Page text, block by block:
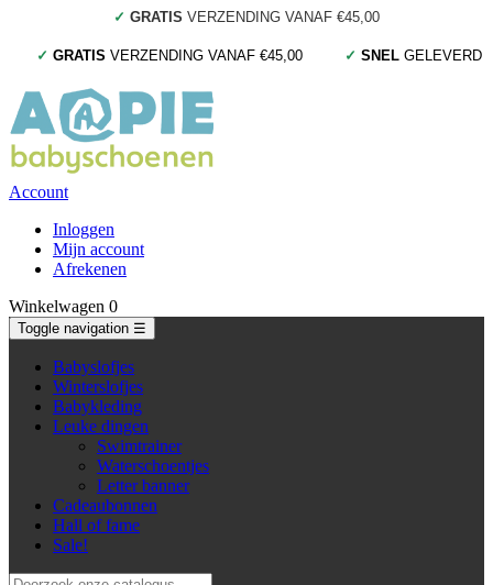
✓ GRATIS VERZENDING VANAF €45,00
✓ GRATIS VERZENDING VANAF €45,00 ✓ SNEL GELEVERD
Account
Inloggen
Mijn account
Afrekenen
Winkelwagen 0
Toggle navigation ☰
Babyslofjes
Winterslofjes
Babykleding
Leuke dingen
Swimtrainer
Waterschoentjes
Letter banner
Cadeaubonnen
Hall of fame
Sale!